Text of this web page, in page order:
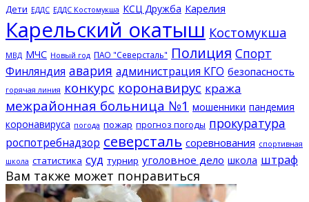
Дети ЕДДС ЕДДС Костомукша КСЦ Дружба Карелия
Карельский окатыш Костомукша
МВД МЧС Новый год ПАО "Северсталь" Полиция Спорт
Финляндия авария администрация КГО безопасность
горячая линия конкурс коронавирус кража
межрайонная больница №1 мошенники пандемия
коронавируса погода пожар прогноз погоды прокуратура
роспотребнадзор северсталь соревнования спортивная
школа статистика суд турнир уголовное дело школа штраф
Вам также может понравиться